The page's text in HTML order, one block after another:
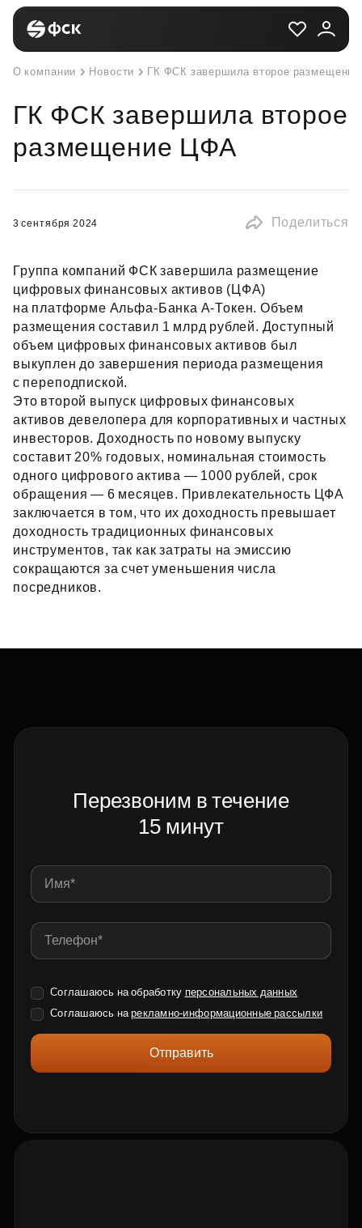
О компании Новости ГК ФСК завершила второе
ГК ФСК завершила второе
размещение ЦФА
3 сентября 2024 Поделиться
Группа компаний ФСК завершила размещение
цифровых финансовых активов (ЦФА)
на платформе Альфа‑Банка А‑Токен. Объем
размещения составил 1 млрд рублей. Доступный
объем цифровых финансовых активов был
выкуплен до завершения периода размещения
с переподпиской.
Это второй выпуск цифровых финансовых
активов девелопера для корпоративных и частных
инвесторов. Доходность по новому выпуску
составит 20% годовых, номинальная стоимость
одного цифрового актива — 1000 рублей, срок
обращения — 6 месяцев. Привлекательность ЦФА
заключается в том, что их доходность превышает
доходность традиционных финансовых
инструментов, так как затраты на эмиссию
сокращаются за счет уменьшения числа
посредников.
Перезвоним в течение
15 минут
Соглашаюсь на обработку персональных данных
Соглашаюсь нарекламно-информационные рассылки
Отправить